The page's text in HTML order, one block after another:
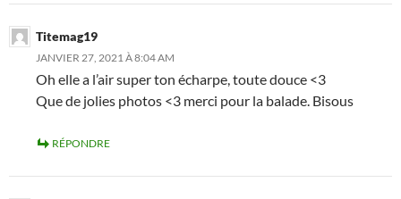
Titemag19
JANVIER 27, 2021 À 8:04 AM
Oh elle a l’air super ton écharpe, toute douce <3
Que de jolies photos <3 merci pour la balade. Bisous
RÉPONDRE